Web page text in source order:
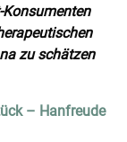
zu schätzen
– Hanfreude